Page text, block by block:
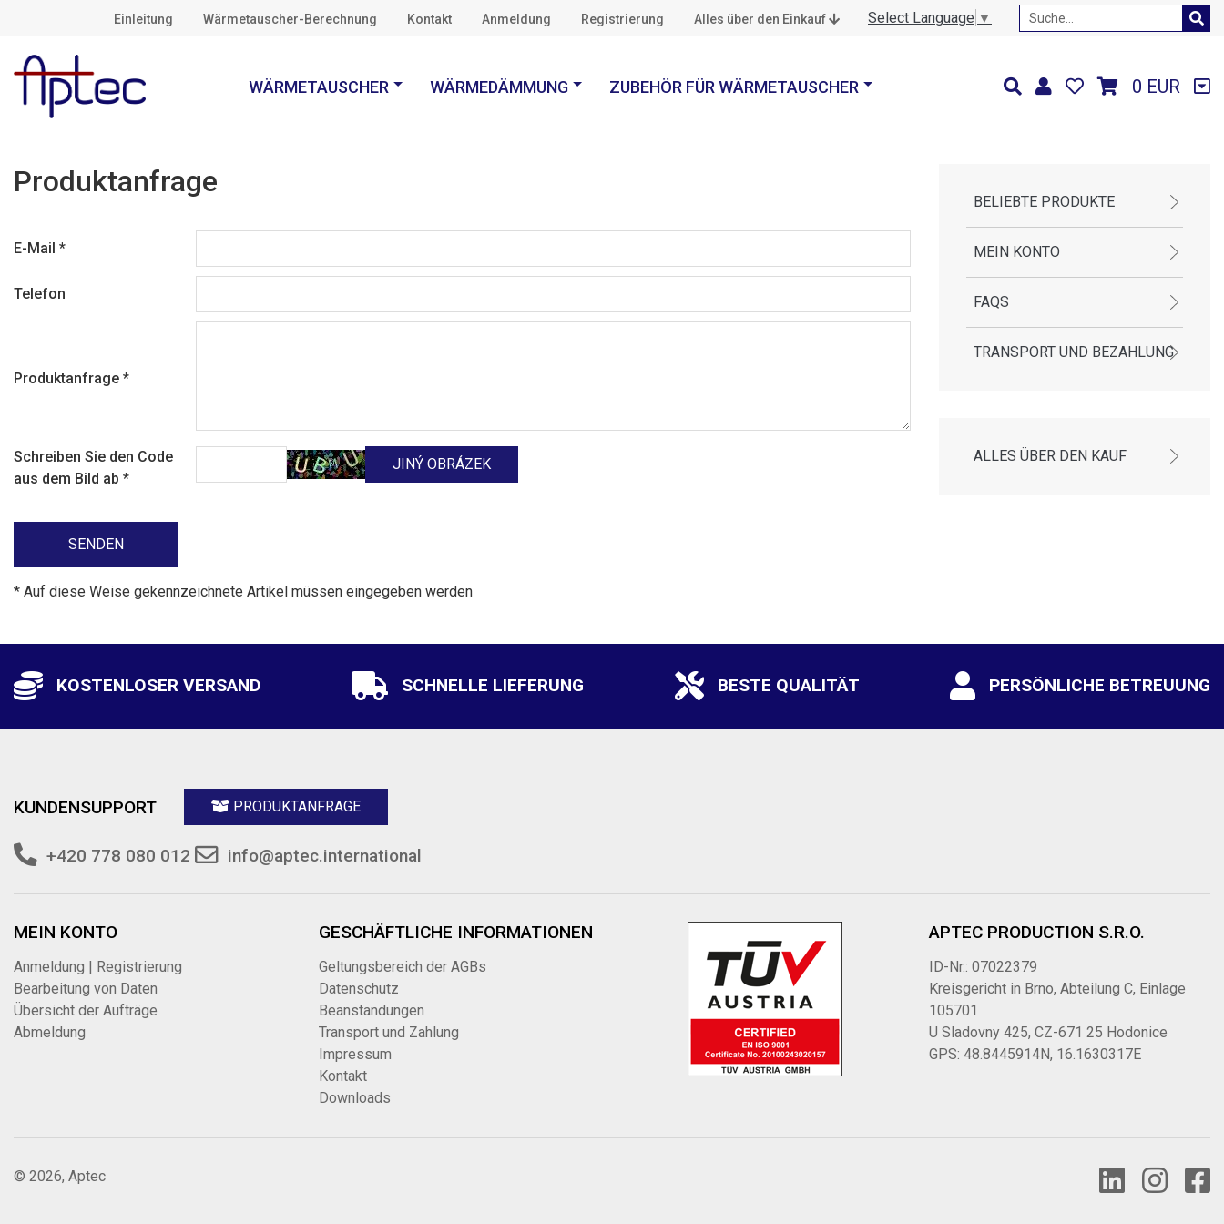
Einleitung Wärmetauscher-Berechnung Kontakt Anmeldung Registrierung Alles über den Einkauf Select Language ▼
WÄRMETAUSCHER WÄRMEDÄMMUNG ZUBEHÖR FÜR WÄRMETAUSCHER 0 EUR
Produktanfrage
E-Mail *
Telefon
Produktanfrage *
Schreiben Sie den Code
aus dem Bild ab *
* Auf diese Weise gekennzeichnete Artikel müssen eingegeben werden
BELIEBTE PRODUKTE
MEIN KONTO
FAQS
TRANSPORT UND BEZAHLUNG
ALLES ÜBER DEN KAUF
KOSTENLOSER VERSAND SCHNELLE LIEFERUNG BESTE QUALITÄT PERSÖNLICHE BETREUUNG
KUNDENSUPPORT PRODUKTANFRAGE
+420 778 080 012 info@aptec.international
MEIN KONTO
Anmeldung | Registrierung
Bearbeitung von Daten
Übersicht der Aufträge
Abmeldung
GESCHÄFTLICHE INFORMATIONEN
Geltungsbereich der AGBs
Datenschutz
Beanstandungen
Transport und Zahlung
Impressum
Kontakt
Downloads
APTEC PRODUCTION S.R.O.
ID-Nr.: 07022379
Kreisgericht in Brno, Abteilung C, Einlage
105701
U Sladovny 425, CZ-671 25 Hodonice
GPS: 48.8445914N, 16.1630317E
© 2026, Aptec